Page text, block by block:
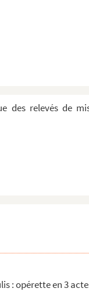
des relevés de
: opérette en 3